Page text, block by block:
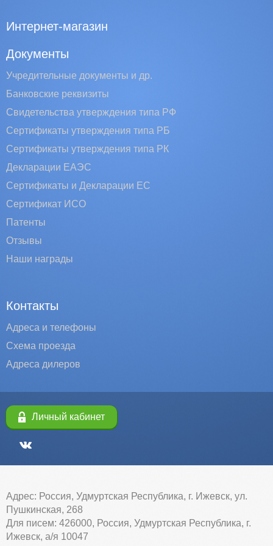
Интернет-магазин
Документы
Учредительные документы и др.
Банковские реквизиты
Свидетельства утверждения типа РФ
Сертификаты утверждения типа РБ
Сертификаты утверждения типа РК
Декларации ЕАЭС
Сертификаты и Декларации EC
Сертификат ИСО
Патенты
Отзывы
Наши награды
Контакты
Адреса и телефоны
Схема проезда
Адреса дилеров
Личный кабинет
Адрес: Россия, Удмуртская Республика, г. Ижевск, ул.
Пушкинская, 268
Для писем: 426000, Россия, Удмуртская Республика, г.
Ижевск, а/я 10047